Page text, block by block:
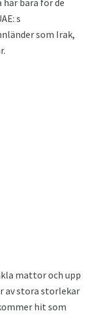
bara för de
s
som Irak,
mattor och upp
av stora storlekar
hit som